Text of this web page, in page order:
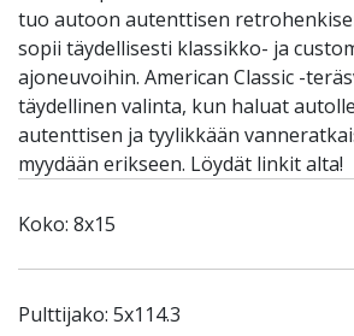
tuo autoon autenttisen
sopii täydellisesti klassikko- ja
ajoneuvoihin. American Classic -
täydellinen valinta, kun haluat
autenttisen ja tyylikkään
myydään erikseen. Löydät linkit alta!
Koko: 8x15
Pulttijako: 5x114.3